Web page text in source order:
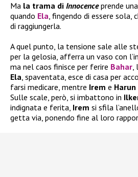
Ma la trama di Innocenceprende
quando Ela, fingendo di essere sola,
di raggiungerla.
A quel punto, la tensione sale alle
per la gelosia, afferra un vaso con
ma nel caos finisce per ferire Bahar,
Ela, spaventata, esce di casa per
farsi medicare, mentre Irem e Harun
Sulle scale, però, si imbattono in
indignata e ferita, Irem si sfila
getta via, ponendo fine al loro